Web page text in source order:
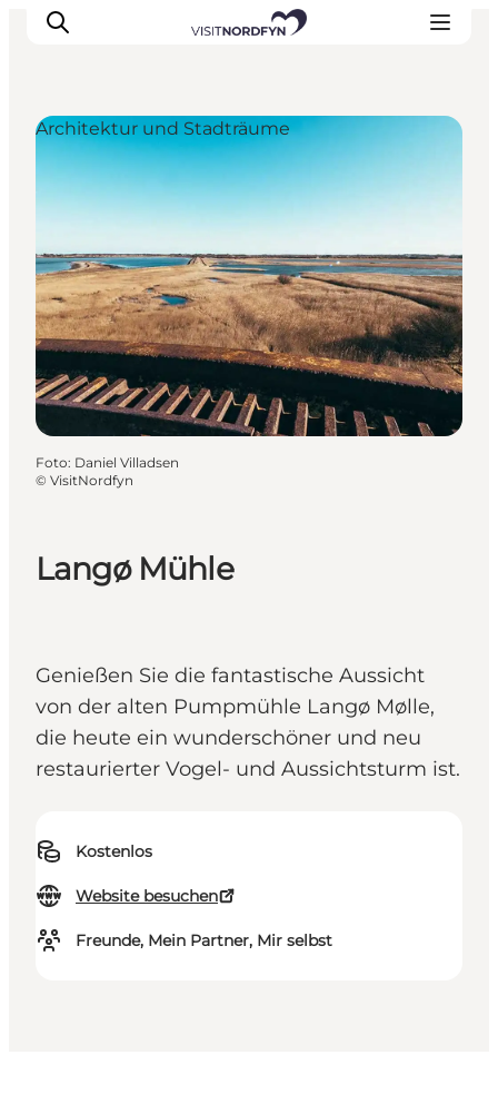
Erleben
Eventkalender
Essen und Trinken
Unterkünfte
Erlebnisbuchung
Für Kinder
Langø Mühle
Genießen Sie die fantastische Aussicht
von der alten Pumpmühle Langø Mølle,
die heute ein wunderschöner und neu
restaurierter Vogel- und Aussichtsturm ist.
Kostenlos
Website besuchen
Freunde, Mein Partner, Mir selbst
Architektur und Stadträume
Foto: Daniel Villadsen
© VisitNordfyn